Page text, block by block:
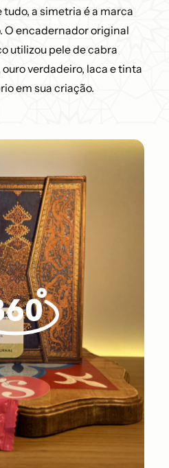
a simetria é a marca
O encadernador original
utilizou pele de cabra
verdadeiro, laca e tinta
em sua criação.